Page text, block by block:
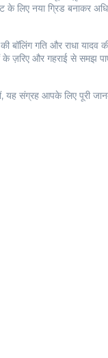
के लिए नया ग्रिड बनाकर
गति और राधा यादव
ज़रिए और गहराई से समझ
यह संग्रह आपके लिए पूरी